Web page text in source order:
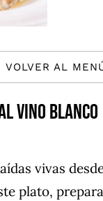
VOLVER AL
VINO BLANCO
vivas
plato,